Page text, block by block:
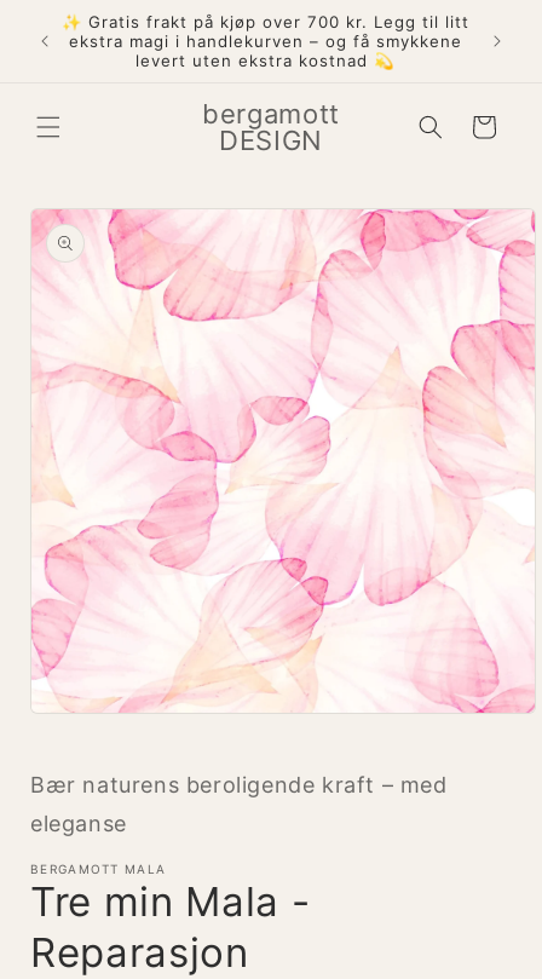
videre til
innholdet
på
✨ Gratis frakt på kjøp over 700 kr. Legg til litt
ekstra magi i handlekurven – og få smykkene
levert uten ekstra kostnad 💫
bergamott
DESIGN
Handlekurv
til
i
modal
Bær naturens beroligende kraft – med
eleganse
BERGAMOTT MALA
Tre min Mala -
Reparasjon